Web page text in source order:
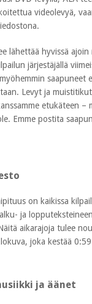
videolevyä,
lähettää hyvissä
järjestäjällä
saapuneet
Levyt ja
etukäteen –
Emme postita
on kaikissa
ja
aikarajoja tulee
joka kestää
ja äänet